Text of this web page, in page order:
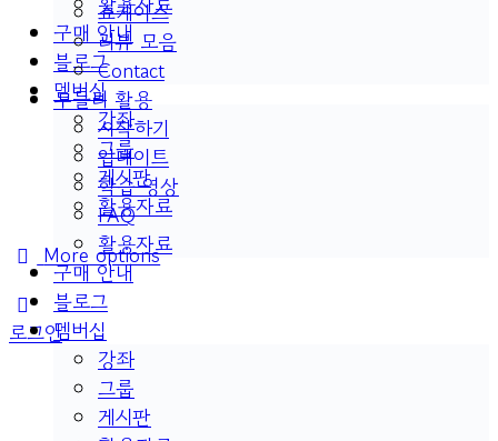
구매 안내
블로그
멤버십
강좌
그룹
게시판
활용자료
More options
로그인
쇼케이스
리뷰 모음
Contact
두들리 활용
시작하기
업데이트
학습 영상
FAQ
활용자료
구매 안내
블로그
멤버십
강좌
그룹
게시판